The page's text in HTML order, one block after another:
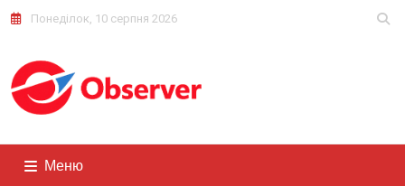
Понеділок, 10 серпня 2026
Меню